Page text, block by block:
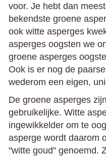
voor. Je hebt dan
bekendste groene
ook witte asperges
asperges oogsten we
groene asperges
Ook is er nog de
wederom een eigen,
De groene asperges
gebruikelijke. Witte
ingewikkelder om te
asperge wordt daarom
"witte goud" genoemd.